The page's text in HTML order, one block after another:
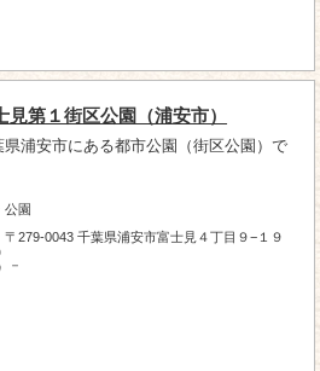
見第１街区公園（浦安市）
県浦安市にある都市公園（街区公園）で
公園
〒279-0043 千葉県浦安市富士見４丁目９−１９
－